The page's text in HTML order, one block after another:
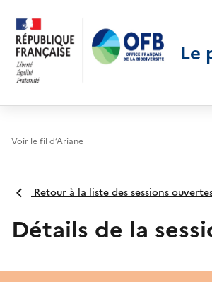
Le
Voir le fil d’Ariane
Retour à la liste des sessions
Détails de la